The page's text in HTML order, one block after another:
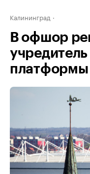
Калининград
В офшор
платформы